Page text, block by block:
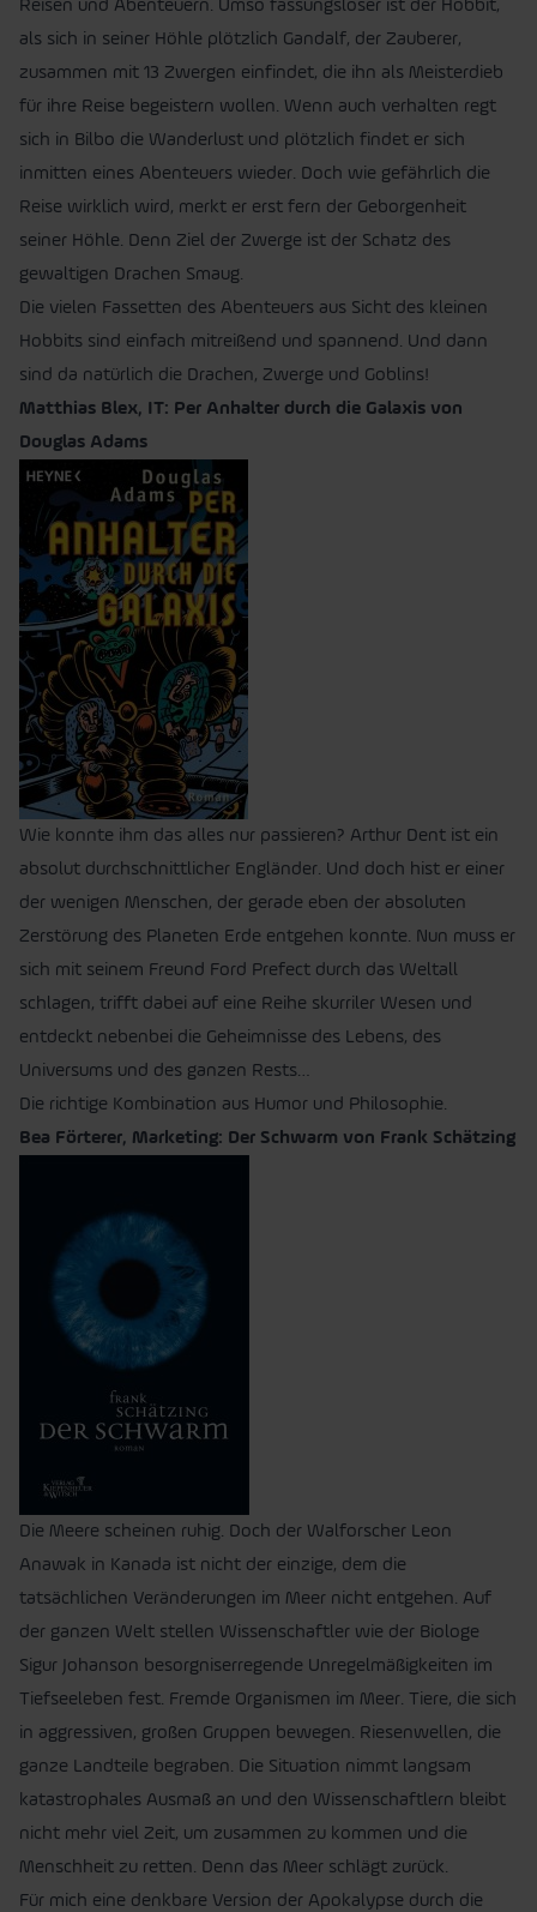
Reisen und Abenteuern. Umso fassungsloser ist der Hobbit,
als sich in seiner Höhle plötzlich Gandalf, der Zauberer,
zusammen mit 13 Zwergen einfindet, die ihn als Meisterdieb
für ihre Reise begeistern wollen. Wenn auch verhalten regt
sich in Bilbo die Wanderlust und plötzlich findet er sich
inmitten eines Abenteuers wieder. Doch wie gefährlich die
Reise wirklich wird, merkt er erst fern der Geborgenheit
seiner Höhle. Denn Ziel der Zwerge ist der Schatz des
gewaltigen Drachen Smaug.
Die vielen Fassetten des Abenteuers aus Sicht des kleinen
Hobbits sind einfach mitreißend und spannend. Und dann
sind da natürlich die Drachen, Zwerge und Goblins!
Matthias Blex, IT: Per Anhalter durch die Galaxis von
Douglas Adams
Wie konnte ihm das alles nur passieren? Arthur Dent ist ein
absolut durchschnittlicher Engländer. Und doch hist er einer
der wenigen Menschen, der gerade eben der absoluten
Zerstörung des Planeten Erde entgehen konnte. Nun muss er
sich mit seinem Freund Ford Prefect durch das Weltall
schlagen, trifft dabei auf eine Reihe skurriler Wesen und
entdeckt nebenbei die Geheimnisse des Lebens, des
Universums und des ganzen Rests…
Die richtige Kombination aus Humor und Philosophie.
Bea Förterer, Marketing: Der Schwarm von Frank Schätzing
Die Meere scheinen ruhig. Doch der Walforscher Leon
Anawak in Kanada ist nicht der einzige, dem die
tatsächlichen Veränderungen im Meer nicht entgehen. Auf
der ganzen Welt stellen Wissenschaftler wie der Biologe
Sigur Johanson besorgniserregende Unregelmäßigkeiten im
Tiefseeleben fest. Fremde Organismen im Meer. Tiere, die sich
in aggressiven, großen Gruppen bewegen. Riesenwellen, die
ganze Landteile begraben. Die Situation nimmt langsam
katastrophales Ausmaß an und den Wissenschaftlern bleibt
nicht mehr viel Zeit, um zusammen zu kommen und die
Menschheit zu retten. Denn das Meer schlägt zurück.
Für mich eine denkbare Version der Apokalypse durch die